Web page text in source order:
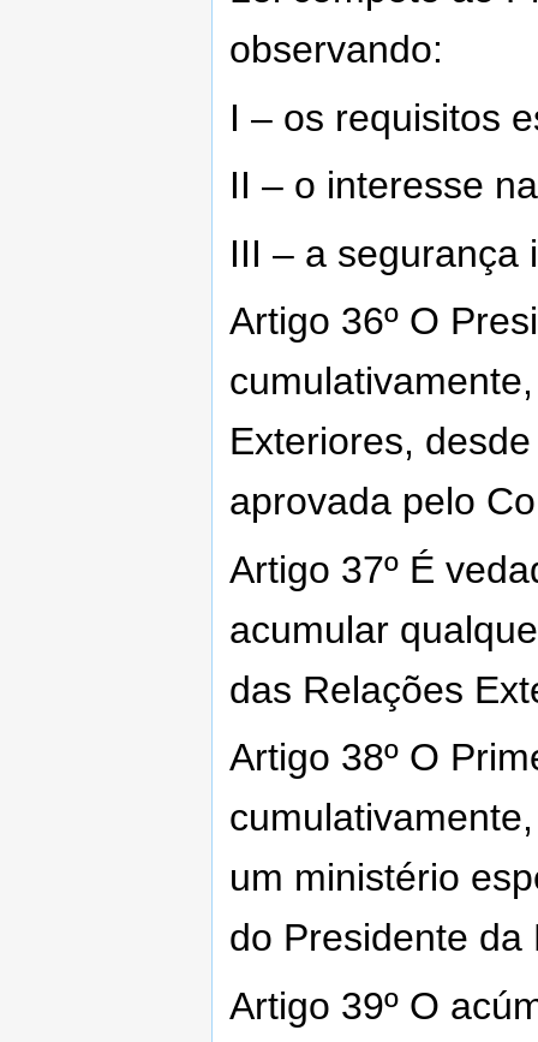
observando:
I – os requisitos
II – o interesse
III – a segurança
Artigo 36º O
Exteriores,
aprovada pelo
Artigo 37º É
acumular
das Relações
Artigo 38º O
um ministério
do Presidente da
Artigo 39º O